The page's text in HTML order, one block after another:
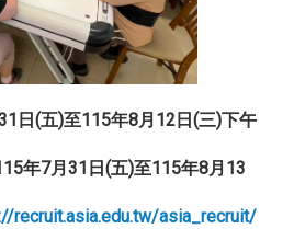
1日(五)至115年8月12日(三)下午
年7月31日(五)至115年8月13
recruit.asia.edu.tw/asia_recruit/